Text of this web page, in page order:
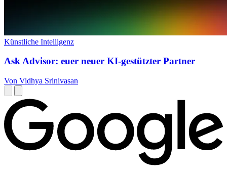
Künstliche Intelligenz
Ask Advisor: euer neuer KI-gestützter Partner
Von Vidhya Srinivasan